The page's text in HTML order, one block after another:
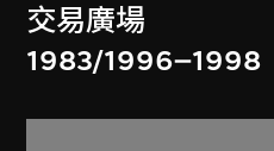
交易廣場
1983/1996–1998